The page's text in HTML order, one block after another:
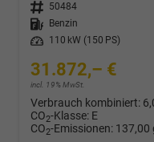
Fahrzeugnr. 50484
Kraftstoff
Benzin
Leistung
110 kW (150 PS)
31.872,– €
incl. 19% MwSt.
Verbrauch kombiniert:
CO2-Klasse: E
CO2-Emissionen: 137,00